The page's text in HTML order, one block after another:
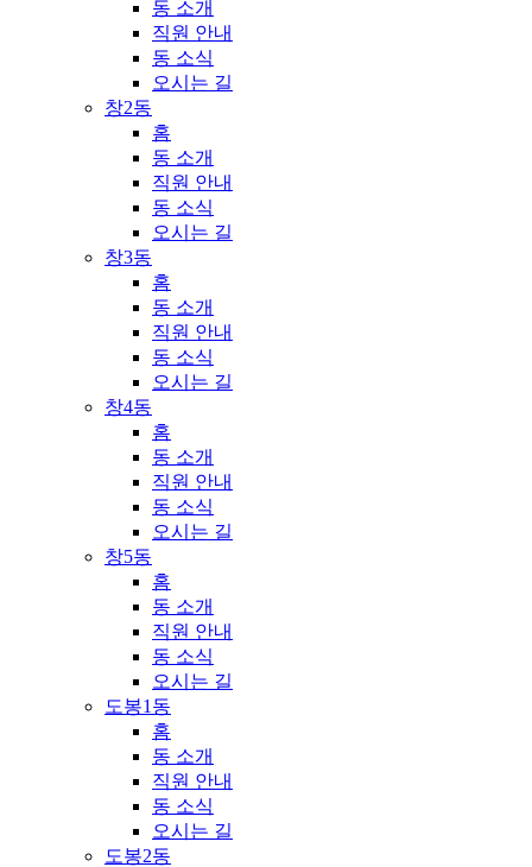
동 소개
직원 안내
동 소식
오시는 길
창2동
홈
동 소개
직원 안내
동 소식
오시는 길
창3동
홈
동 소개
직원 안내
동 소식
오시는 길
창4동
홈
동 소개
직원 안내
동 소식
오시는 길
창5동
홈
동 소개
직원 안내
동 소식
오시는 길
도봉1동
홈
동 소개
직원 안내
동 소식
오시는 길
도봉2동